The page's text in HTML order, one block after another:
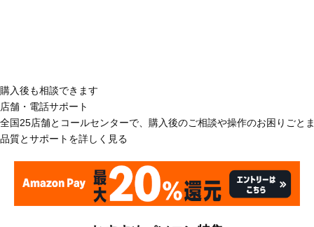
購入後も相談できます
店舗・電話サポート
全国25店舗とコールセンターで、購入後のご相談や操作のお困りごと
品質とサポートを詳しく見る